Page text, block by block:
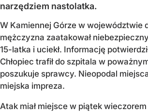
narzędziem nastolatka.
W Kamiennej Górze w województwie
mężczyzna zaatakował
15-latka i uciekł. Informację
Chłopiec trafił do szpitala w
poszukuje sprawcy. Nieopodal
miejska impreza.
Atak miał miejsce w piątek